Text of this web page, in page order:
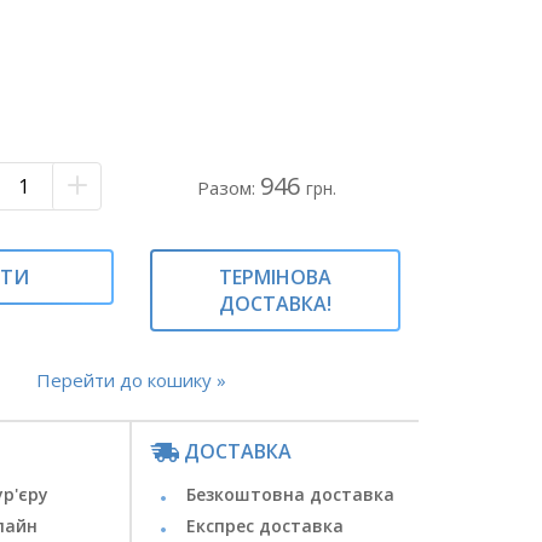
- 3 шт.
2 шт.
- 2 шт.
букет тюльпанів#недорогий букет з
букет##бюджетний букет
Разом: 946 грн.
ТЕРМІНОВА
ДОСТАВКА!
Перейти до кошику »
ДОСТАВКА
Безкоштовна доставка
Експрес доставка